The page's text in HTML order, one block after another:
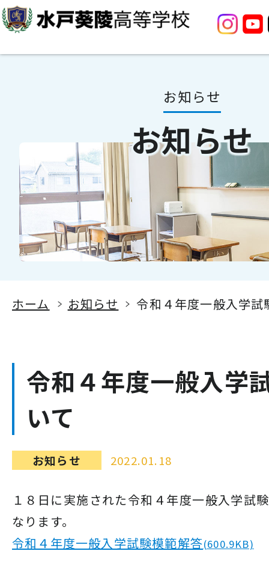
お知らせ
お知らせ
ホーム お知らせ 令和４年度一般入学試
令和４年度一般入学
いて
お知らせ 2022.01.18
１８日に実施された令和４年度一般入学試
なります。
令和４年度一般入学試験模範解答(600.9KB)